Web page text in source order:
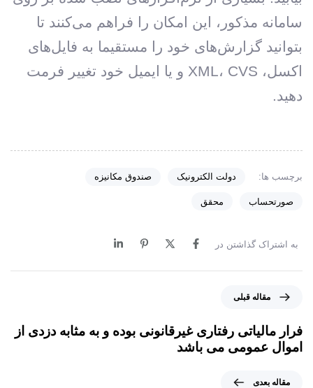
سامانه مذکور، این امکان را فراهم می‌کنند تا
بتوانید گزارش‌های خود را مستقیما به فایل‌های
اکسل، XML، CVS و یا ایمیل خود تغییر فرمت
دهید.
برچسب ها: دولت الکترونیک صندوق مکانیزه
صورتحساب محقق
به اشتراک گذاشتن در
مقاله قبلی
فرار مالیاتی رفتاری غیرقانونی بوده و به مثابه دزدی از
اموال عمومی می باشد
مقاله بعدی